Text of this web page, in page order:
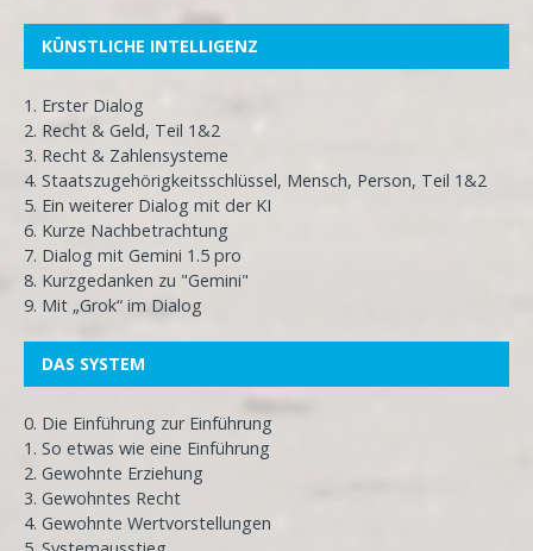
KÜNSTLICHE INTELLIGENZ
1. Erster Dialog
2. Recht & Geld, Teil 1&2
3. Recht & Zahlensysteme
4. Staatszugehörigkeitsschlüssel, Mensch, Person, Teil 1&2
5. Ein weiterer Dialog mit der KI
6. Kurze Nachbetrachtung
7. Dialog mit Gemini 1.5 pro
8. Kurzgedanken zu "Gemini"
9. Mit „Grok“ im Dialog
DAS SYSTEM
0. Die Einführung zur Einführung
1. So etwas wie eine Einführung
2. Gewohnte Erziehung
3. Gewohntes Recht
4. Gewohnte Wertvorstellungen